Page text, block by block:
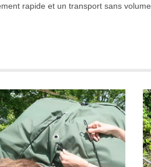
rapide et un transport sans volume